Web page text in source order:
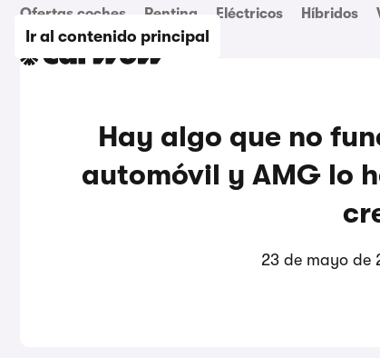
Ir al contenido principal
Ofertas coches Renting Eléctricos Híbridos
Hay algo que no
automóvil y AMG lo
23 de mayo de